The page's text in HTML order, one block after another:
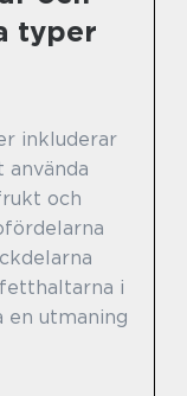
typer
inkluderar
använda
och
i
en utmaning